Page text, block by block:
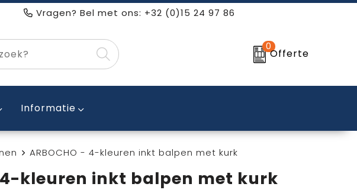
Vragen? Bel met ons: +32 (0)15 24 97 86
0
Offerte
Informatie
ARBOCHO - 4-kleuren inkt balpen met kurk
4-kleuren inkt balpen met kurk